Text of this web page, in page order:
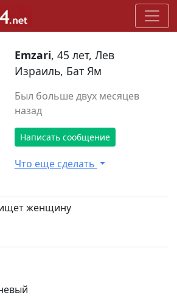
Emzari, 45 лет, Лев
Израиль, Бат Ям
Был больше двух месяцев
назад
Написать сообщение
Что еще сделать
женщину